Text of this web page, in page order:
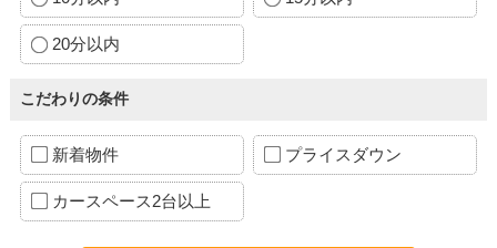
20分以内
こだわりの条件
新着物件 プライスダウン
カースペース2台以上